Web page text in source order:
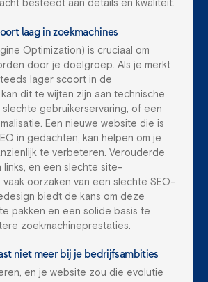
besteedt aan details en kwaliteit.
laag in zoekmachines
Optimization) is cruciaal om
door je doelgroep. Als je merkt
lager scoort in de
dit te wijten zijn aan technische
gebruikerservaring, of een
Een nieuwe website die is
in gedachten, kan helpen om je
te verbeteren. Verouderde
links, en een slechte site-
vaak oorzaken van een slechte SEO-
biedt de kans om deze
pakken en een solide basis te
zoekmachineprestaties.
niet meer bij je bedrijfsambities
en je website zou die evolutie